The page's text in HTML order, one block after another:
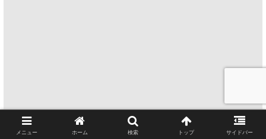
メニュー ホーム 検索 トップ サイドバー